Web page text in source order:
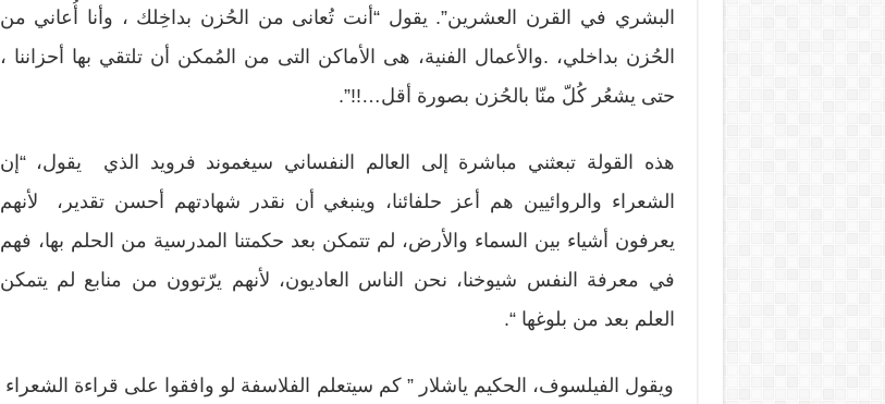
البشري في القرن العشرين”. يقول “أنت تُعانى من الحُزن بداخِلك ، وأنا أُعاني من
الحُزن بداخلي، .والأعمال الفنية، هى الأماكن التى من المُمكن أن تلتقي بها أحزاننا ،
حتى يشعُر كُلّ منّا بالحُزن بصورة أقل…!!”.
هذه القولة تبعثني مباشرة إلى العالم النفساني سيغموند فرويد الذي يقول، “إن
الشعراء والروائيين هم أعز حلفائنا، وينبغي أن نقدر شهادتهم أحسن تقدير، لأنهم
يعرفون أشياء بين السماء والأرض، لم تتمكن بعد حكمتنا المدرسية من الحلم بها، فهم
في معرفة النفس شيوخنا، نحن الناس العاديون، لأنهم يرّتوون من منابع لم يتمكن
العلم بعد من بلوغها “.
ويقول الفيلسوف، الحكيم ياشلار ” كم سيتعلم الفلاسفة لو وافقوا على قراءة الشعراء